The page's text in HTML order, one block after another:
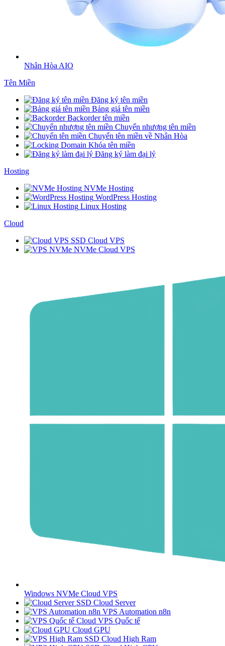
Nhân Hòa AIO
Tên Miền
Đăng ký tên miền
Bảng giá tên miền
Backorder tên miền
Chuyển nhượng tên miền
Chuyển tên miền về Nhân Hòa
Khóa tên miền
Đăng ký làm đại lý
Hosting
NVMe Hosting
WordPress Hosting
Linux Hosting
Cloud
SSD Cloud VPS
NVMe Cloud VPS
Windows NVMe Cloud VPS
SSD Cloud Server
VPS Automation n8n
Cloud VPS Quốc tế
Cloud GPU
SSD Cloud High Ram